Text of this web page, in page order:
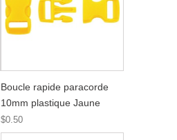
Boucle rapide paracorde
10mm plastique Jaune
$0.50